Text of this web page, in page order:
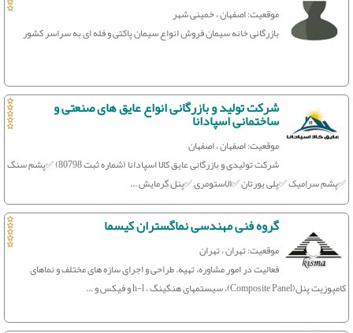
موقعیت: اصفهان ، خمینی شهر
بازرگانی خانه سیمان فروش انواع سیمان پاکتی و فله ای به سراسر کشور
شرکت تولید و بازرگانی انواع عایق های صنعتی و
ساختمانی اسپادانا
موقعیت: اصفهان ، اصفهان
شرکت تولیدی و بازرگانی عایق کالا اسپادانا (شماره ثبت 80798) ✅پشم سنگ
✅پشم سرامیک ✅پلی یورتان ✅الاستومری ✅پنل گرمایش ...
گروه فنی مهندسی نماگستران کیسما
موقعیت: تهران ، تهران
فعالیت در امور مشاوره، تهیه. طراحی و اجرای سازه های مختلف و نماهای
کامپوزیت پنل(Composite Panel)، سیستمهای هنگینگ ، h-l و فیکس و ...